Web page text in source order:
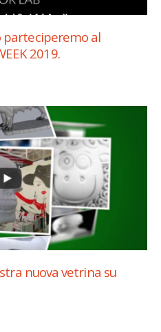
parteciperemo al
2019.
nuova vetrina su